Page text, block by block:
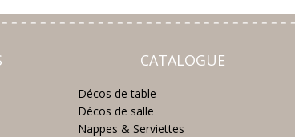
CATALOGUE
Décos de table
Décos de salle
Nappes & Serviettes